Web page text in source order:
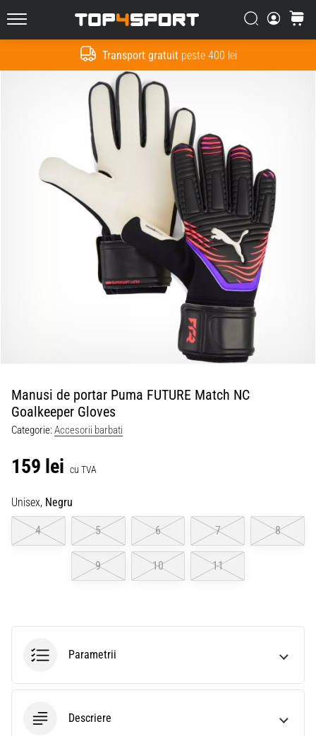
Transport gratuitpeste 400 lei
Top4Sport.ro Căutare
Cos
Manusi de portar Puma FUTURE Match NC
Goalkeeper Gloves
Categorie:Accesorii barbati
159 lei cu TVA
Unisex, Negru
4 5 6 7 8
9 10 11
Parametrii
Descriere